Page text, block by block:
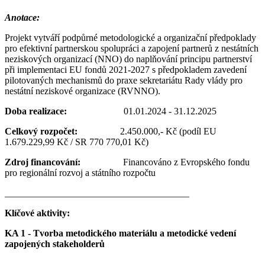
Anotace:
Projekt vytváří podpůrné metodologické a organizační předpoklady
pro efektivní partnerskou spolupráci a zapojení partnerů z nestátních
neziskových organizací (NNO) do naplňování principu partnerství
při implementaci EU fondů 2021-2027 s předpokladem zavedení
pilotovaných mechanismů do praxe sekretariátu Rady vlády pro
nestátní neziskové organizace (RVNNO).
Doba realizace:
01.01.2024 - 31.12.2025
Celkový rozpočet: 2.450.000,- Kč (podíl EU
1.679.229,99 Kč / SR 770 770,01 Kč)
Zdroj financování: Financováno z Evropského fondu
pro regionální rozvoj a státního rozpočtu
Klíčové aktivity:
KA 1 - Tvorba metodického materiálu a metodické vedení
zapojených stakeholderů